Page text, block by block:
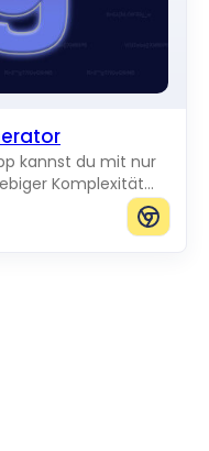
kannst du mit nur
Komplexität